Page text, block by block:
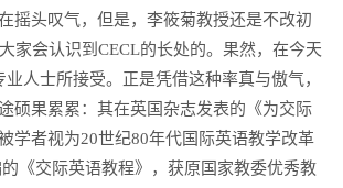
摇头叹气，但是，李筱菊教授还是不改初
家会认识到CECL的长处的。果然，在今天
人士所接受。正是凭借这种率真与傲气，
硕果累累：其在英国杂志发表的《为交际
学者视为20世纪80年代国际英语教学改革
《交际英语教程》，获原国家教委优秀教